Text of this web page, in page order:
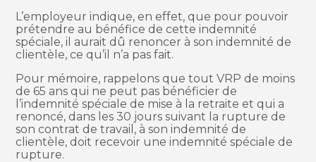
L’employeur indique, en effet, que pour pouvoir
prétendre au bénéfice de cette indemnité
spéciale, il aurait dû renoncer à son indemnité de
clientèle, ce qu’il n’a pas fait.
Pour mémoire, rappelons que tout VRP de moins
de 65 ans qui ne peut pas bénéficier de
l’indemnité spéciale de mise à la retraite et qui a
renoncé, dans les 30 jours suivant la rupture de
son contrat de travail, à son indemnité de
clientèle, doit recevoir une indemnité spéciale de
rupture.